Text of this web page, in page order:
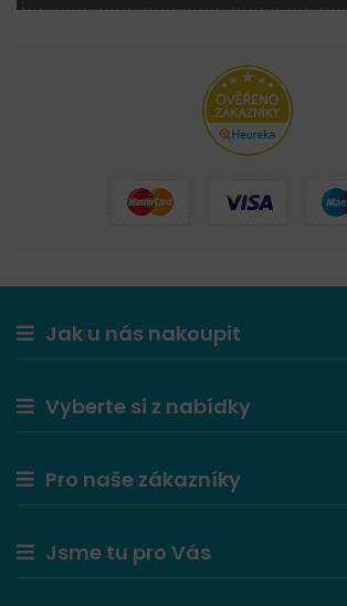
Jak u nás nakoupit
Vyberte si z nabídky
Pro naše zákazníky
Jsme tu pro Vás